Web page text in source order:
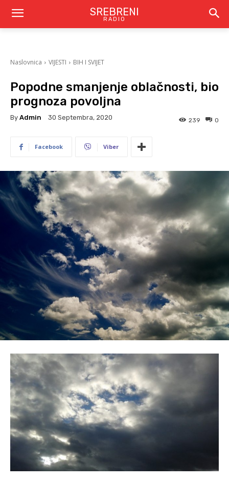
SREBRENI
RADIO
Naslovnica VIJESTI BIH I SVIJET
Popodne smanjenje oblačnosti, bio
prognoza povoljna
By Admin 30 Septembra, 2020 0
239
Facebook Viber